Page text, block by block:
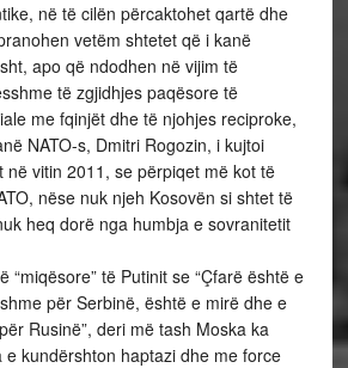
në të cilën përcaktohet qartë dhe
vetëm shtetet që i kanë
apo që ndodhen në vijim të
të zgjidhjes paqësore të
me fqinjët dhe të njohjes reciproke,
NATO-s, Dmitri Rogozin, i kujtoi
në vitin 2011, se përpiqet më kot të
nëse nuk njeh Kosovën si shtet të
heq dorë nga humbja e sovranitetit
“miqësore” të Putinit se “Çfarë është e
për Serbinë, është e mirë dhe e
Rusinë”, deri më tash Moska ka
e kundërshton haptazi dhe me force